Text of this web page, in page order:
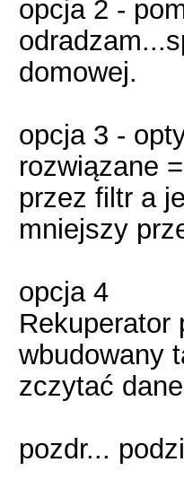
opcja 2 -
domowej.
opcja 3 -
rozwiązane
przez filtr a
mniejszy
opcja 4
Rekuperator
wbudowany
zczytać
pozdr...